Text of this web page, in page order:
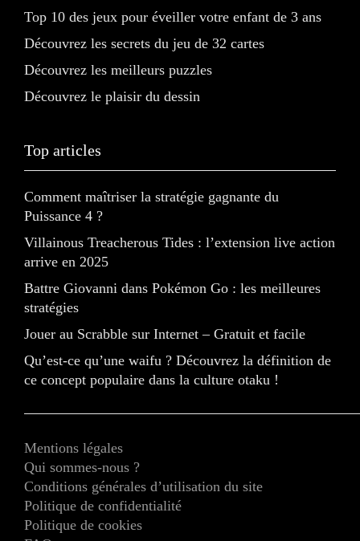
Top 10 des jeux pour éveiller votre enfant de 3 ans
Découvrez les secrets du jeu de 32 cartes
Découvrez les meilleurs puzzles
Découvrez le plaisir du dessin
Top articles
Comment maîtriser la stratégie gagnante du
Puissance 4 ?
Villainous Treacherous Tides : l’extension live action
arrive en 2025
Battre Giovanni dans Pokémon Go : les meilleures
stratégies
Jouer au Scrabble sur Internet – Gratuit et facile
Qu’est-ce qu’une waifu ? Découvrez la définition de
ce concept populaire dans la culture otaku !
Mentions légales
Qui sommes-nous ?
Conditions générales d’utilisation du site
Politique de confidentialité
Politique de cookies